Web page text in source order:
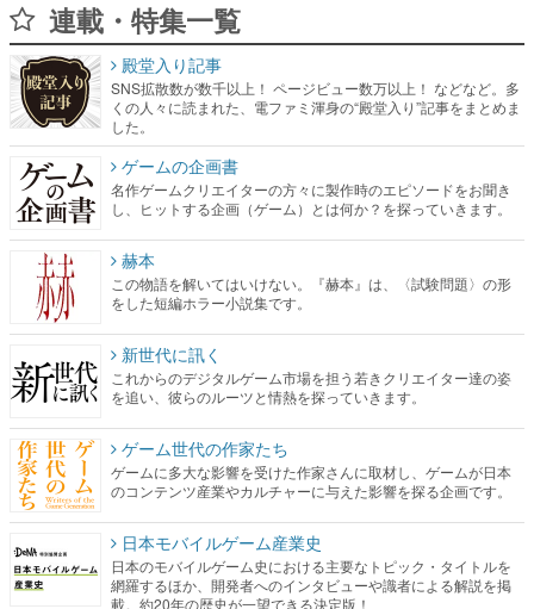
くの人々に読まれた、電ファミ渾身の“殿堂入り”記事をまとめま
した。
ゲームの企画書
名作ゲームクリエイターの方々に製作時のエピソードをお聞き
し、ヒットする企画（ゲーム）とは何か？を探っていきます。
赫本
この物語を解いてはいけない。『赫本』は、〈試験問題〉の形
をした短編ホラー小説集です。
新世代に訊く
これからのデジタルゲーム市場を担う若きクリエイター達の姿
を追い、彼らのルーツと情熱を探っていきます。
ゲーム世代の作家たち
ゲームに多大な影響を受けた作家さんに取材し、ゲームが日本
のコンテンツ産業やカルチャーに与えた影響を探る企画です。
日本モバイルゲーム産業史
日本のモバイルゲーム史における主要なトピック・タイトルを
網羅するほか、開発者へのインタビューや識者による解説を掲
若ゲのいたり〜ゲームクリエイターの青春〜
『うつヌケ』『ペンと箸』等で知られるマンガ家・田中圭一先
生によるゲーム業界レポートマンガです。